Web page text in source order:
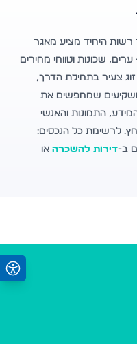
היחיד מציע מאגר
שכונות וטווחי מחירים
צעיר בתחילת הדרך,
שמחפשים את
התמונות והאנשי
לרשימת כל הנכסים:
ב-דירות להשכרה או